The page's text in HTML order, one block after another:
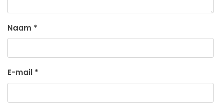
Naam *
E-mail *